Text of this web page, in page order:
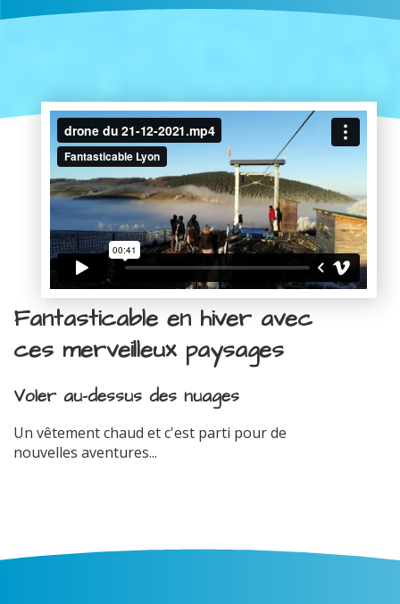
Fantasticable en hiver avec
ces merveilleux paysages
Voler au-dessus des nuages
Un vêtement chaud et c'est parti pour de
nouvelles aventures...